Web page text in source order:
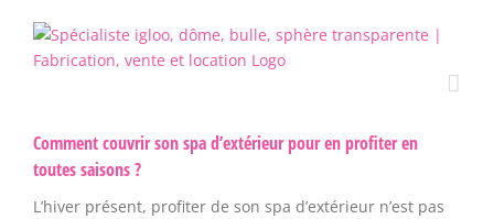
contenu
Comment couvrir son spa d’extérieur pour en profiter en
toutes saisons ?
L’hiver présent, profiter de son spa d’extérieur n’est pas